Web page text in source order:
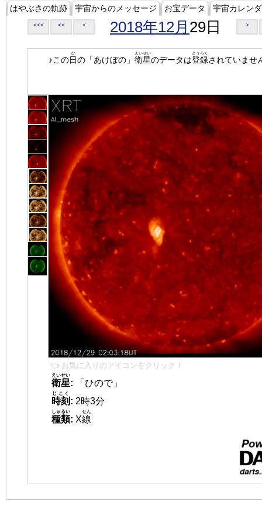
はやぶさの軌跡 宇宙からのメッセージ お宝データ 宇宙カレン
<<< << < 2018年12月 29日 >
♪この日
ひ
の「あけぼの」 衛星
えいせい
のデータは登録
とうろく
されていませ
👈 お気に入りのアイコンをクリック！
衛星
えいせい
:
「ひので」
時刻
じこく
: 2時3分
種類
しゅるい
: X線
せん